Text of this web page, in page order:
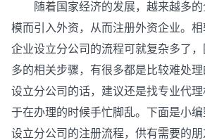
随着国家经济的发展，越来越多的
模而引入外资，从而注册外资企业。
企业设立分公司的流程可就复杂多了
多的相关步骤，有很多都是比较难处
设立分公司的话，建议还是找专业代
于在办理的时候手忙脚乱。下面是小
设立分公司的注册流程，供有需要的朋